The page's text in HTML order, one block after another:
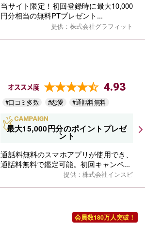
当サイト限定！初回登録時に最大10,000
円分相当の無料PTプレゼント...
提供：株式会社グラフィット
オススメ度 4.93
#口コミ多数 #恋愛 #通話料無料
最大15,000円分のポイントプレゼ
ント
通話料無料のスマホアプリが使用でき、
通話料無料で鑑定可能。初回キャンペ...
提供：株式会社インスピ
会員数180万人突破！